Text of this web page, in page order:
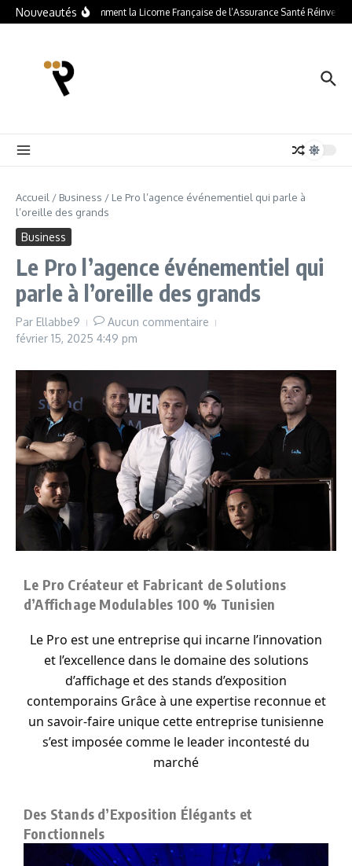
NouveautésAlan : Comment la Licorne Française de l’Assurance Santé Réinvente
Accueil / Business / Le Pro l’agence événementiel qui parle à
l’oreille des grands
Business
Le Pro l’agence événementiel qui
parle à l’oreille des grands
Par Ellabbe9
Aucun commentaire
février 15, 2025 4:49 pm
Le Pro Créateur et Fabricant de Solutions
d’Affichage Modulables 100 % Tunisien
Le Pro est une entreprise qui incarne l’innovation
et l’excellence dans le domaine des solutions
d’affichage et des stands d’exposition
contemporains Grâce à une expertise reconnue et
un savoir-faire unique cette entreprise tunisienne
s’est imposée comme le leader incontesté du
marché
Des Stands d’Exposition Élégants et
Fonctionnels